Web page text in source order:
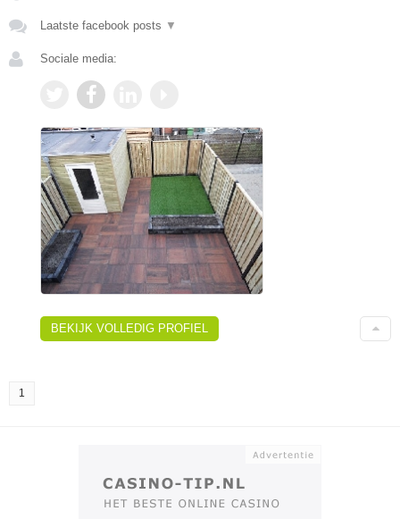
Laatste facebook posts ▼
Sociale media:
BEKIJK VOLLEDIG PROFIEL
1